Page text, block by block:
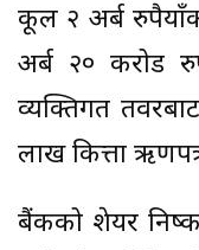
कूल २ अर्ब
अर्ब २० करोड
व्यक्तिगत
लाख कित्ता
बैंकको शेयर